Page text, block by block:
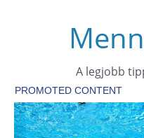
A legjobb